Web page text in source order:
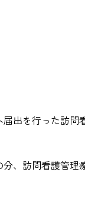
出を行った訪問
、訪問看護管理